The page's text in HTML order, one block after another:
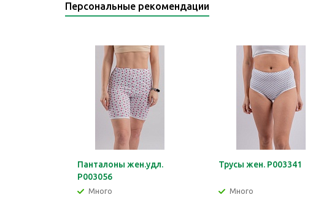
Персональные рекомендации
Панталоны жен.удл.
Р003056
Много
Трусы жен. Р003341
Много